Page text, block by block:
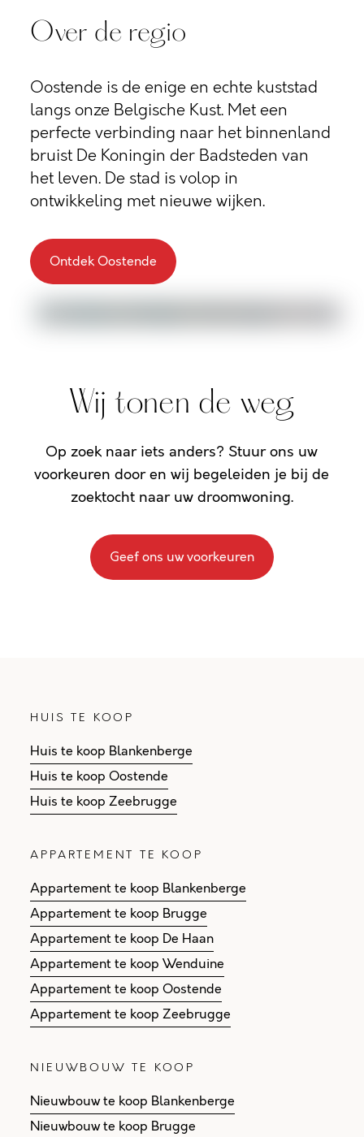
Over de regio
Oostende is de enige en echte kuststad
langs onze Belgische Kust. Met een
perfecte verbinding naar het binnenland
bruist De Koningin der Badsteden van
het leven. De stad is volop in
ontwikkeling met nieuwe wijken.
Ontdek Oostende
Wij tonen de weg
Op zoek naar iets anders? Stuur ons uw
voorkeuren door en wij begeleiden je bij de
zoektocht naar uw droomwoning.
Geef ons uw voorkeuren
HUIS TE KOOP
Huis te koop Blankenberge
Huis te koop Oostende
Huis te koop Zeebrugge
APPARTEMENT TE KOOP
Appartement te koop Blankenberge
Appartement te koop Brugge
Appartement te koop De Haan
Appartement te koop Wenduine
Appartement te koop Oostende
Appartement te koop Zeebrugge
NIEUWBOUW TE KOOP
Nieuwbouw te koop Blankenberge
Nieuwbouw te koop Brugge